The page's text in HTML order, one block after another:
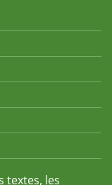
textes, les